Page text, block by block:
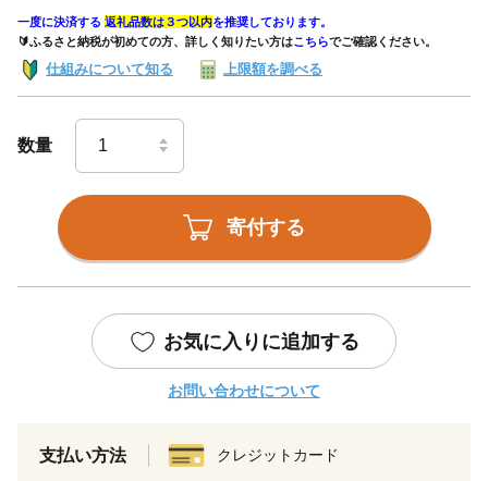
一度に決済する 返礼品数は３つ以内を推奨しております。
🔰ふるさと納税が初めての方、詳しく知りたい方はこちらでご確認ください。
仕組みについて知る 上限額を調べる
数量
寄付する
お気に入りに追加する
お問い合わせについて
支払い方法 クレジットカード